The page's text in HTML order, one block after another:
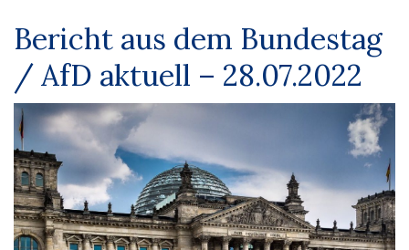
Bericht aus dem Bundestag
/ AfD aktuell – 28.07.2022